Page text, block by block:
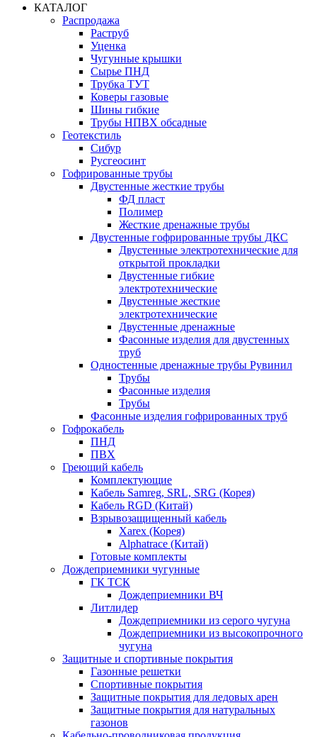
КАТАЛОГ
Распродажа
Раструб
Уценка
Чугунные крышки
Сырье ПНД
Трубка ТУТ
Коверы газовые
Шины гибкие
Трубы НПВХ обсадные
Геотекстиль
Сибур
Русгеосинт
Гофрированные трубы
Двустенные жесткие трубы
ФД пласт
Полимер
Жесткие дренажные трубы
Двустенные гофрированные трубы ДКС
Двустенные электротехнические для
открытой прокладки
Двустенные гибкие
электротехнические
Двустенные жесткие
электротехнические
Двустенные дренажные
Фасонные изделия для двустенных
труб
Одностенные дренажные трубы Рувинил
Трубы
Фасонные изделия
Трубы
Фасонные изделия гофрированных труб
Гофрокабель
ПНД
ПВХ
Греющий кабель
Комплектующие
Кабель Samreg, SRL, SRG (Корея)
Кабель RGD (Китай)
Взрывозащищенный кабель
Xarex (Корея)
Alphatrace (Китай)
Готовые комплекты
Дождеприемники чугунные
ГК ТСК
Дождеприемники ВЧ
Литлидер
Дождеприемники из серого чугуна
Дождеприемники из высокопрочного
чугуна
Защитные и спортивные покрытия
Газонные решетки
Спортивные покрытия
Защитные покрытия для ледовых арен
Защитные покрытия для натуральных
газонов